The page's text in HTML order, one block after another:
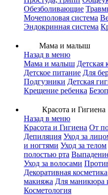
Обезболивающие
Мочеполовая система
Эндокринная система
Мама и малыш
Назад в меню
Мама и малыш Детская
Детское питание Для
Подгузники Детская
Крещение ребенка
Красота и Гигиена
Назад в меню
Красота и Гигиена От
Депиляция Уход за
и ногтями Уход за телом
полостью рта
Уход за волосами
Декоративная косметика
макияжа Для маникюра
Косметология